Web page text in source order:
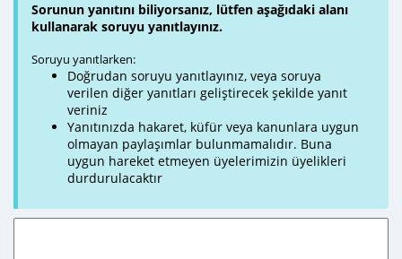
Sorunun yanıtını biliyorsanız, lütfen aşağıdaki alanı
kullanarak soruyu yanıtlayınız.
Soruyu yanıtlarken:
Doğrudan soruyu yanıtlayınız, veya soruya
verilen diğer yanıtları geliştirecek şekilde yanıt
veriniz
Yanıtınızda hakaret, küfür veya kanunlara uygun
olmayan paylaşımlar bulunmamalıdır. Buna
uygun hareket etmeyen üyelerimizin üyelikleri
durdurulacaktır